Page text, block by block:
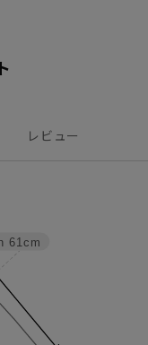
レビュー
61cm